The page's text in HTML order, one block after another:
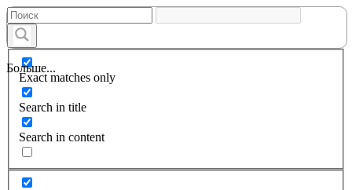
Больше...
Exact matches only
Search in title
Search in content